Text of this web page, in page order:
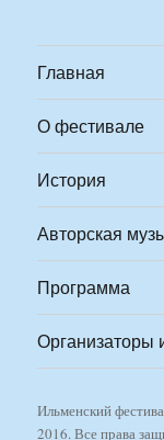
Главная
О фестивале
История
Авторская
Программа
Организаторы
Ильменский
2016. Все права